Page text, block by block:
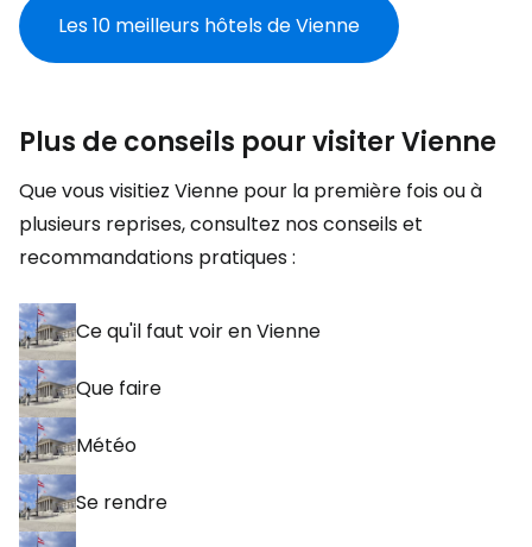
Les 10 meilleurs hôtels de Vienne
Plus de conseils pour visiter Vienne
Que vous visitiez Vienne pour la première fois ou à
plusieurs reprises, consultez nos conseils et
recommandations pratiques :
Ce qu'il faut voir en Vienne
Que faire
Météo
Se rendre